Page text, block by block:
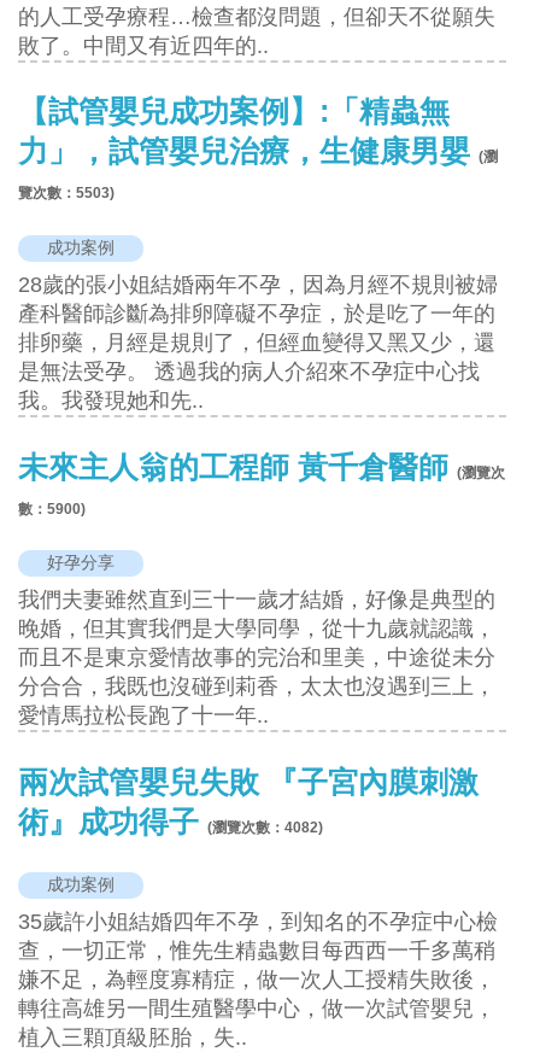
的人工受孕療程…檢查都沒問題，但卻天不從願失
敗了。中間又有近四年的..
【試管嬰兒成功案例】:「精蟲無
力」，試管嬰兒治療，生健康男嬰 (瀏
覽次數：5503)
成功案例
28歲的張小姐結婚兩年不孕，因為月經不規則被婦
產科醫師診斷為排卵障礙不孕症，於是吃了一年的
排卵藥，月經是規則了，但經血變得又黑又少，還
是無法受孕。 透過我的病人介紹來不孕症中心找
我。我發現她和先..
未來主人翁的工程師 黃千倉醫師 (瀏覽次
數：5900)
好孕分享
我們夫妻雖然直到三十一歲才結婚，好像是典型的
晚婚，但其實我們是大學同學，從十九歲就認識，
而且不是東京愛情故事的完治和里美，中途從未分
分合合，我既也沒碰到莉香，太太也沒遇到三上，
愛情馬拉松長跑了十一年..
兩次試管嬰兒失敗 『子宮內膜刺激
術』成功得子 (瀏覽次數：4082)
成功案例
35歲許小姐結婚四年不孕，到知名的不孕症中心檢
查，一切正常，惟先生精蟲數目每西西一千多萬稍
嫌不足，為輕度寡精症，做一次人工授精失敗後，
轉往高雄另一間生殖醫學中心，做一次試管嬰兒，
植入三顆頂級胚胎，失..